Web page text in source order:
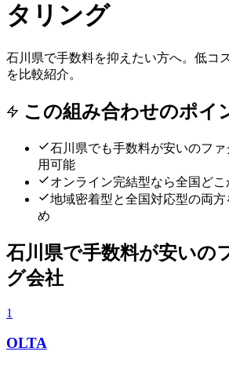
タリング
石川県で手数料を抑えたい方へ。低コ
を比較紹介。
この組み合わせのポイ
石川県でも手数料が安いのファ
用可能
オンライン完結型なら全国ど
地域密着型と全国対応型の両
め
石川県で手数料が安いの
グ会社
1
OLTA